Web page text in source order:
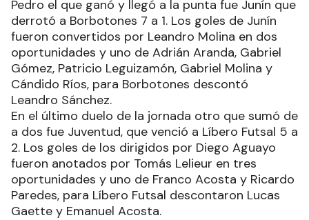
Pedro el que ganó y llegó a la punta fue Junín que
derrotó a Borbotones 7 a 1. Los goles de Junín
fueron convertidos por Leandro Molina en dos
oportunidades y uno de Adrián Aranda, Gabriel
Gómez, Patricio Leguizamón, Gabriel Molina y
Cándido Ríos, para Borbotones descontó
Leandro Sánchez.
En el último duelo de la jornada otro que sumó de
a dos fue Juventud, que venció a Líbero Futsal 5 a
2. Los goles de los dirigidos por Diego Aguayo
fueron anotados por Tomás Lelieur en tres
oportunidades y uno de Franco Acosta y Ricardo
Paredes, para Líbero Futsal descontaron Lucas
Gaette y Emanuel Acosta.